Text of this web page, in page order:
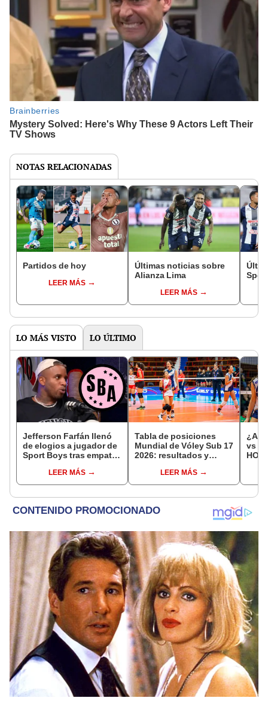
NOTAS RELACIONADAS
Partidos de hoy
LEER MÁS
Últimas noticias sobre
Alianza Lima
LEER MÁS
LO MÁS VISTO LO ÚLTIMO
Jefferson Farfán llenó
de elogios a jugador de
Sport Boys tras empate
"Ojalá puedas volver
pronto a tu casa"
LEER MÁS
Tabla de posiciones
Mundial de Vóley Sub 17
2026: resultados y
de gruposLEER MÁS
¿A
vs